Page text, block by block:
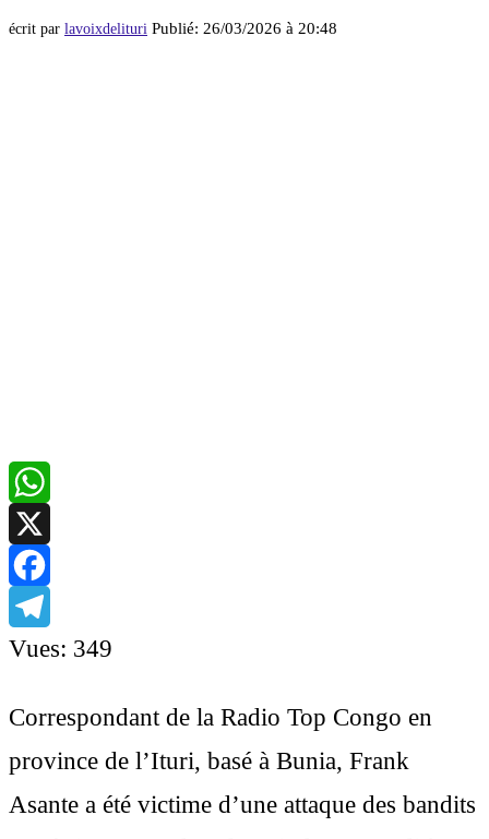
écrit par lavoixdelituri Publié: 26/03/2026 à 20:48
WhatsApp
X
Facebook
Telegram
Vues: 349
Correspondant de la Radio Top Congo en
province de l’Ituri, basé à Bunia, Frank
Asante a été victime d’une attaque des bandits